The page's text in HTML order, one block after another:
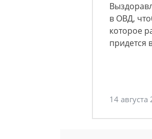
в ОВД,
которое
придется
14